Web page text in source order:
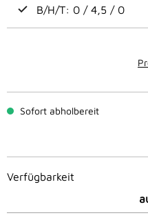
B/H/T: 0 / 4,5 / 0
Sofort abholbereit
Verfügbarkeit